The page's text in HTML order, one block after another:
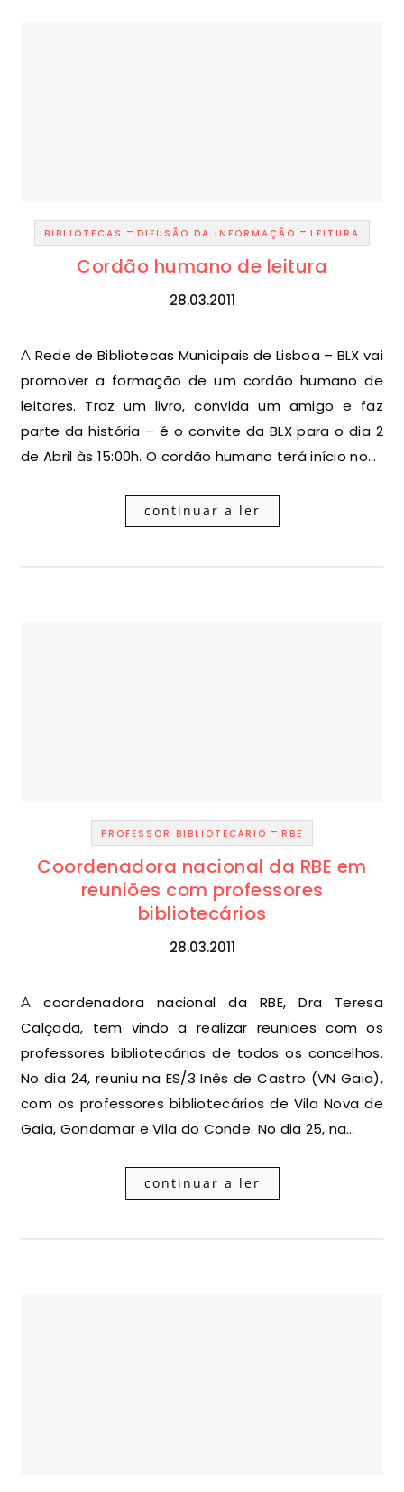
BIBLIOTECAS - DIFUSÃO DA INFORMAÇÃO - LEITURA
Cordão humano de leitura
28.03.2011
A Rede de Bibliotecas Municipais de Lisboa – BLX vai
promover a formação de um cordão humano de
leitores. Traz um livro, convida um amigo e faz
parte da história – é o convite da BLX para o dia 2
de Abril às 15:00h. O cordão humano terá início no…
continuar a ler
PROFESSOR BIBLIOTECÁRIO - RBE
Coordenadora nacional da RBE em
reuniões com professores
bibliotecários
28.03.2011
A coordenadora nacional da RBE, Dra Teresa
Calçada, tem vindo a realizar reuniões com os
professores bibliotecários de todos os concelhos.
No dia 24, reuniu na ES/3 Inês de Castro (VN Gaia),
com os professores bibliotecários de Vila Nova de
Gaia, Gondomar e Vila do Conde. No dia 25, na…
continuar a ler